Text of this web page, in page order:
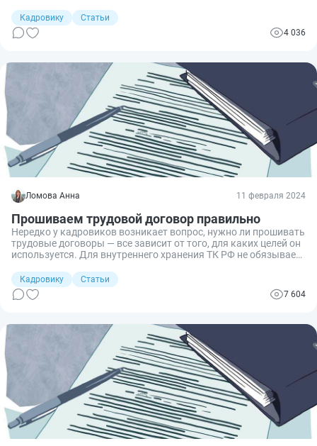
коллективу и условиям работы. Разберемся, как оформить
без ошибок договор о приеме на работу на испытательный
срок и на что обратить внимание.
Кадровику
Статьи
4 036
Ломова Анна 11 февраля 2024
Прошиваем трудовой договор правильно
Нередко у кадровиков возникает вопрос, нужно ли прошивать
трудовые договоры — все зависит от того, для каких целей он
используется. Для внутреннего хранения ТК РФ не обязывает
суд, то придется соблюдать установленные требования.
Рассказываем, в каких ситуациях необходимо прошить
трудовой договор и как это сделать по всем правилам.
Кадровику
Статьи
7 604